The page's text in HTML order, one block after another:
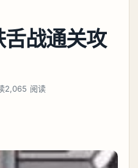
战通关攻
2,065 阅读